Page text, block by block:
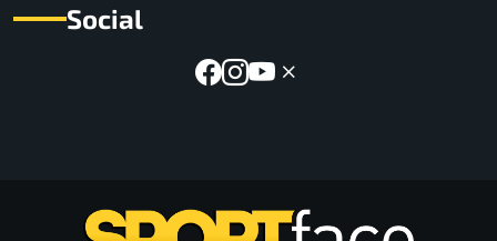
Social